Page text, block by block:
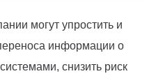
могут упростить и
информации о
снизить риск